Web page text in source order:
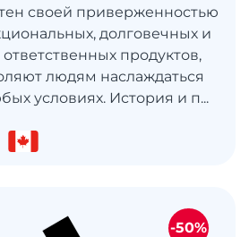
своей приверженностью
долговечных и
продуктов,
людям наслаждаться
условиях. История и п...
-50%